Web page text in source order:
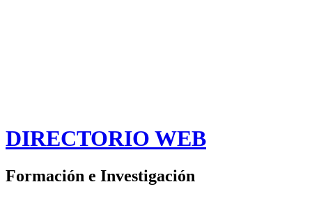
DIRECTORIO WEB
Formación e Investigación